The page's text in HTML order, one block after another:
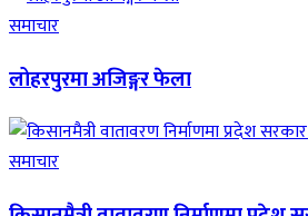
समाचार
लोहरपुरमा अजिङ्गर फेला
समाचार